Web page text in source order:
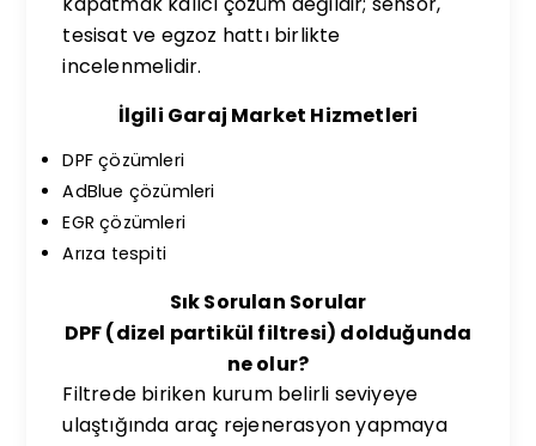
tesisat ve egzoz hattı birlikte
incelenmelidir.
İlgili Garaj Market Hizmetleri
DPF çözümleri
AdBlue çözümleri
EGR çözümleri
Arıza tespiti
Sık Sorulan Sorular
DPF (dizel partikül filtresi) dolduğunda
ne olur?
Filtrede biriken kurum belirli seviyeye
ulaştığında araç rejenerasyon yapmaya